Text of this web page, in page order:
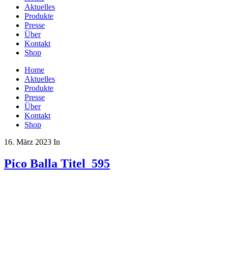
Aktuelles
Produkte
Presse
Über
Kontakt
Shop
Home
Aktuelles
Produkte
Presse
Über
Kontakt
Shop
16. März 2023 In
Pico Balla Titel_595